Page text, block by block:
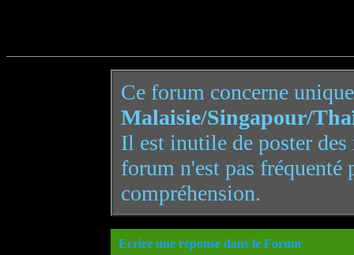
Ce forum concerne
Malaisie/Singapour/
Il est inutile de poster
forum n'est pas
compréhension.
Ecrire une réponse dans le Forum